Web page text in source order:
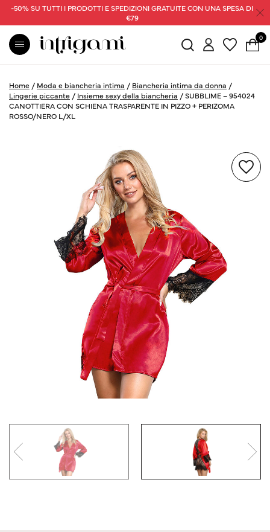
-50% SU TUTTI I PRODOTTI E SPEDIZIONI GRATUITE CON UNA SPESA DI
€79
0
Home / Moda e biancheria intima / Biancheria intima da donna /
Lingerie piccante / Insieme sexy della biancheria /SUBBLIME – 954024
CANOTTIERA CON SCHIENA TRASPARENTE IN PIZZO + PERIZOMA
ROSSO/NERO L/XL